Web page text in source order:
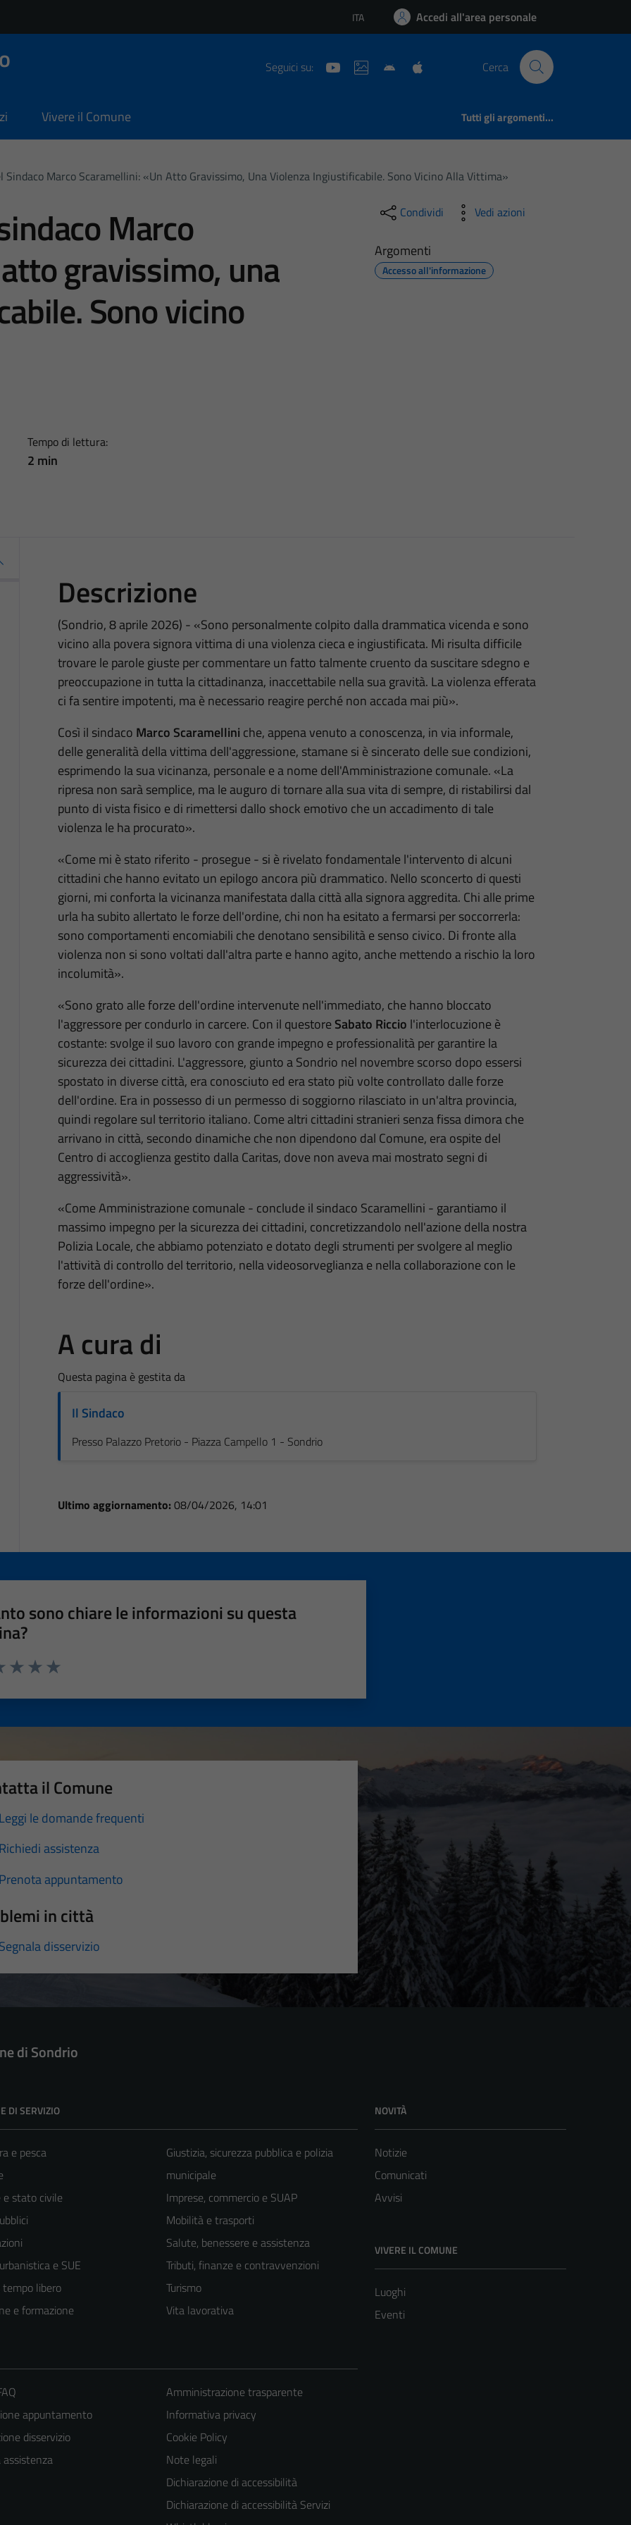
Lingua attiva:
ITA Accedi all'area personale
Seguici su: Cerca
Vivere il Comune Tutti gli argomenti...
Sindaco Marco Scaramellini: «Un Atto Gravissimo, Una Violenza Ingiustificabile. Sono Vicino Alla Vittima»
Marco
gravissimo, una
Sono vicino
Tempo di lettura:
2 min
Condividi Vedi azioni
Argomenti
Accesso all'informazione
Descrizione
(Sondrio, 8 aprile 2026) - «Sono personalmente colpito dalla drammatica vicenda e sono
vicino alla povera signora vittima di una violenza cieca e ingiustificata. Mi risulta difficile
trovare le parole giuste per commentare un fatto talmente cruento da suscitare sdegno e
preoccupazione in tutta la cittadinanza, inaccettabile nella sua gravità. La violenza efferata
ci fa sentire impotenti, ma è necessario reagire perché non accada mai più».
Così il sindaco Marco Scaramellini che, appena venuto a conoscenza, in via informale,
delle generalità della vittima dell'aggressione, stamane si è sincerato delle sue condizioni,
esprimendo la sua vicinanza, personale e a nome dell'Amministrazione comunale. «La
ripresa non sarà semplice, ma le auguro di tornare alla sua vita di sempre, di ristabilirsi dal
punto di vista fisico e di rimettersi dallo shock emotivo che un accadimento di tale
violenza le ha procurato».
«Come mi è stato riferito - prosegue - si è rivelato fondamentale l'intervento di alcuni
cittadini che hanno evitato un epilogo ancora più drammatico. Nello sconcerto di questi
giorni, mi conforta la vicinanza manifestata dalla città alla signora aggredita. Chi alle prime
urla ha subito allertato le forze dell'ordine, chi non ha esitato a fermarsi per soccorrerla:
sono comportamenti encomiabili che denotano sensibilità e senso civico. Di fronte alla
violenza non si sono voltati dall'altra parte e hanno agito, anche mettendo a rischio la loro
incolumità».
«Sono grato alle forze dell'ordine intervenute nell'immediato, che hanno bloccato
l'aggressore per condurlo in carcere. Con il questore Sabato Riccio l'interlocuzione è
costante: svolge il suo lavoro con grande impegno e professionalità per garantire la
sicurezza dei cittadini. L'aggressore, giunto a Sondrio nel novembre scorso dopo essersi
spostato in diverse città, era conosciuto ed era stato più volte controllato dalle forze
dell'ordine. Era in possesso di un permesso di soggiorno rilasciato in un'altra provincia,
quindi regolare sul territorio italiano. Come altri cittadini stranieri senza fissa dimora che
arrivano in città, secondo dinamiche che non dipendono dal Comune, era ospite del
Centro di accoglienza gestito dalla Caritas, dove non aveva mai mostrato segni di
aggressività».
«Come Amministrazione comunale - conclude il sindaco Scaramellini - garantiamo il
massimo impegno per la sicurezza dei cittadini, concretizzandolo nell'azione della nostra
Polizia Locale, che abbiamo potenziato e dotato degli strumenti per svolgere al meglio
l'attività di controllo del territorio, nella videosorveglianza e nella collaborazione con le
forze dell'ordine».
A cura di
Questa pagina è gestita da
Il Sindaco
Presso Palazzo Pretorio - Piazza Campello 1 - Sondrio
Ultimo aggiornamento: 08/04/2026, 14:01
sono chiare le informazioni su questa
il Comune
Leggi le domande frequenti
Richiedi assistenza
Prenota appuntamento
in città
Segnala disservizio
di Sondrio
DI SERVIZIO
e pesca
e stato civile
e SUE
libero
e formazione
Giustizia, sicurezza pubblica e polizia
municipale
Imprese, commercio e SUAP
Mobilità e trasporti
Salute, benessere e assistenza
Tributi, finanze e contravvenzioni
Turismo
Vita lavorativa
NOVITÀ
Notizie
Comunicati
Avvisi
VIVERE IL COMUNE
Luoghi
Eventi
appuntamento
disservizio
assistenza
Amministrazione trasparente
Informativa privacy
Cookie Policy
Note legali
Dichiarazione di accessibilità
Dichiarazione di accessibilità Servizi
Tecnici
Questi cookie
sono necessari
per il